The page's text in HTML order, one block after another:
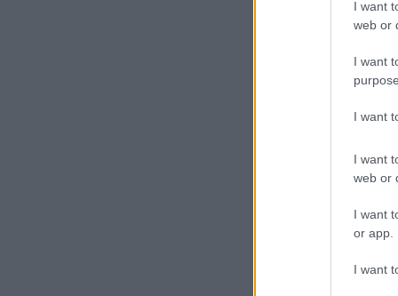
I want
web or
I want
I want
I want
web or
I want
or app.
I want
is
Az